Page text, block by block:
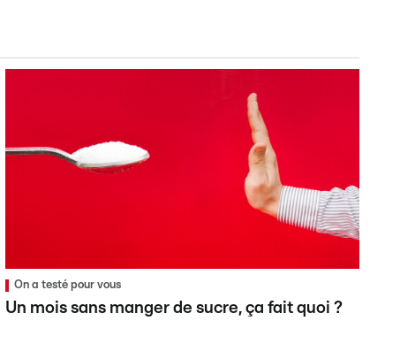
On a testé pour vous
Un mois sans manger de sucre, ça fait quoi ?